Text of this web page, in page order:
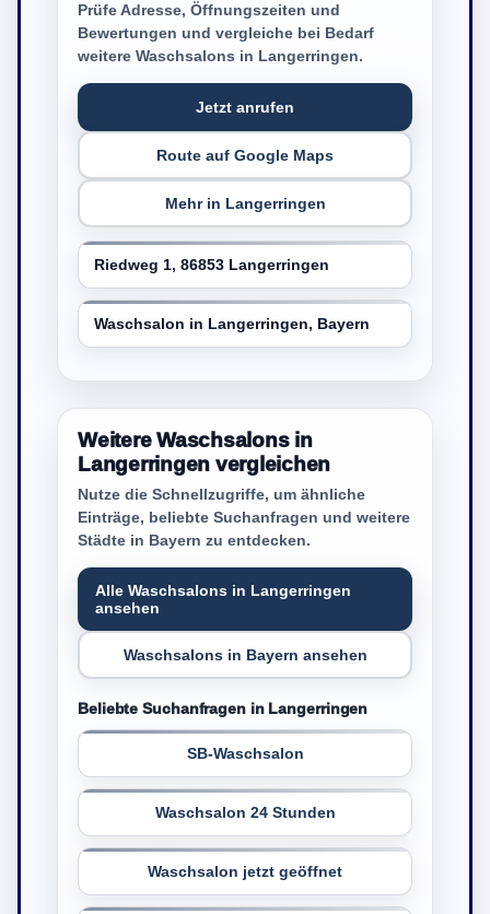
Prüfe Adresse, Öffnungszeiten und
Bewertungen und vergleiche bei Bedarf
weitere Waschsalons in Langerringen.
Jetzt anrufen
Route auf Google Maps
Mehr in Langerringen
Riedweg 1, 86853 Langerringen
Waschsalon in Langerringen, Bayern
Weitere Waschsalons in
Langerringen vergleichen
Nutze die Schnellzugriffe, um ähnliche
Einträge, beliebte Suchanfragen und weitere
Städte in Bayern zu entdecken.
Alle Waschsalons in Langerringen
ansehen
Waschsalons in Bayern ansehen
Beliebte Suchanfragen in Langerringen
SB-Waschsalon
Waschsalon 24 Stunden
Waschsalon jetzt geöffnet